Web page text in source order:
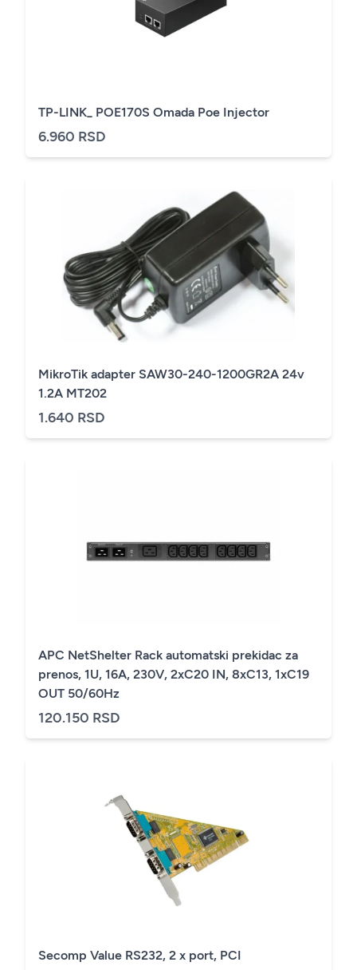
TP-LINK_ POE170S Omada Poe Injector
6.960 RSD
MikroTik adapter SAW30-240-1200GR2A 24v
1.2A MT202
1.640 RSD
APC NetShelter Rack automatski prekidac za
prenos, 1U, 16A, 230V, 2xC20 IN, 8xC13, 1xC19
OUT 50/60Hz
120.150 RSD
Secomp Value RS232, 2 x port, PCI